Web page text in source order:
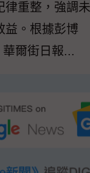
律重整，強調
益。根據彭博
華爾街日報...